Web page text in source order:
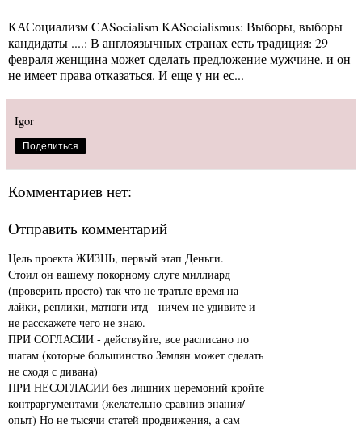
КАСоциализм CASocialism KASocialismus: Выборы, выборы
кандидаты ....: В англоязычных странах есть традиция: 29
февраля женщина может сделать предложение мужчине, и он
не имеет права отказаться. И еще у ни ес...
Igor
Поделиться
Комментариев нет:
Отправить комментарий
Цель проекта ЖИЗНЬ, первый этап Деньги.
Стоил он вашему покорному слуге миллиард
(проверить просто) так что не тратьте время на
лайки, реплики, матюги итд - ничем не удивите и
не расскажете чего не знаю.
ПРИ СОГЛАСИИ - действуйте, все расписано по
шагам (которые большинство Землян может сделать
не сходя с дивана)
ПРИ НЕСОГЛАСИИ без лишних церемоний кройте
контраргументами (желательно сравнив знания/
опыт) Но не тысячи статей продвижения, а сам